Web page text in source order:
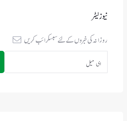
نیوز لیٹر
روزانہ کی خبروں کے لئے سبسکرائب کریں